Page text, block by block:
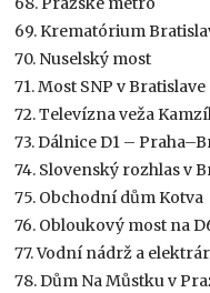
69. Krematórium
70. Nuselský most
71. Most SNP v Bratislave
72. Televízna veža
73. Dálnice D1 –
74. Slovenský rozhlas v
75. Obchodní dům Kotva
76. Obloukový most na
77. Vodní nádrž a
78. Dům Na Můstku v